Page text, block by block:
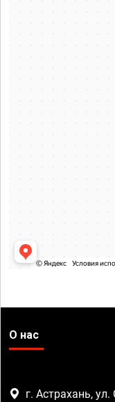
О нас
г. Астрахань,